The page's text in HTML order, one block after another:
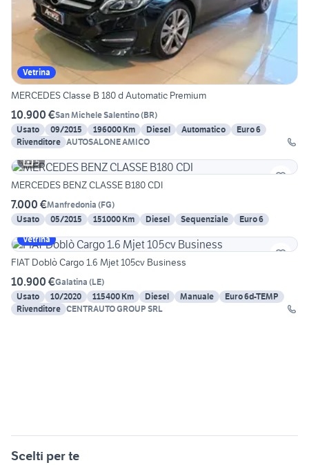
Vetrina
MERCEDES Classe B 180 d Automatic Premium
10.900 €San Michele Salentino(BR)
Usato
09/2015 196000 Km Diesel Automatico
Euro 6
Rivenditore AUTOSALONE AMICO
5
MERCEDES BENZ CLASSE B180 CDI
7.000 €Manfredonia (FG)
Usato
05/2015 151000 Km Diesel Sequenziale
Euro 6
Vetrina
FIAT Doblò Cargo 1.6 Mjet 105cv Business
10.900 €Galatina (LE)
Usato
10/2020 115400 Km Diesel Manuale
Euro 6d-TEMP
Rivenditore CENTRAUTO GROUP SRL
Scelti per te